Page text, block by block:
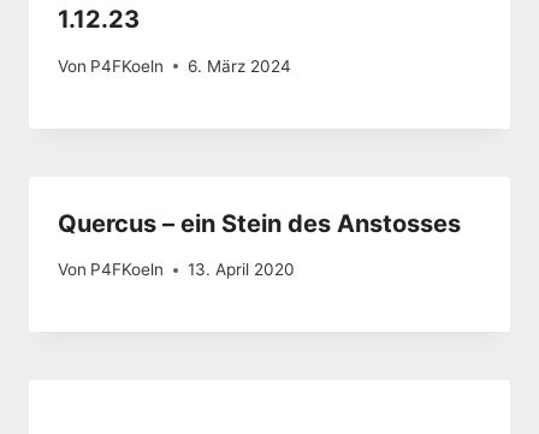
1.12.23
Von P4FKoeln 6. März 2024
Quercus – ein Stein des Anstosses
Von P4FKoeln 13. April 2020